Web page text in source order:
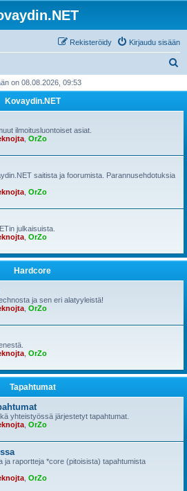
Kirjaudu sisään
Rekisteröidy
i
on 08.08.2026, 09:53
Kovaydin.NET
ilmoitusluontoiset asiat.
OrZo
saitista ja foorumista. Parannusehdotuksia
OrZo
julkaisuista.
OrZo
Hardcore
ja sen eri alatyyleistä!
OrZo
OrZo
Tapahtumat
yhteistyössä järjestetyt tapahtumat.
OrZo
ja raportteja *core (pitoisista) tapahtumista
OrZo